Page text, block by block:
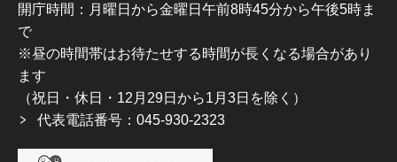
開庁時間：月曜日から金曜日午前8時45分から午後5時ま
で
※昼の時間帯はお待たせする時間が長くなる場合があり
ます
（祝日・休日・12月29日から1月3日を除く）
代表電話番号：045-930-2323